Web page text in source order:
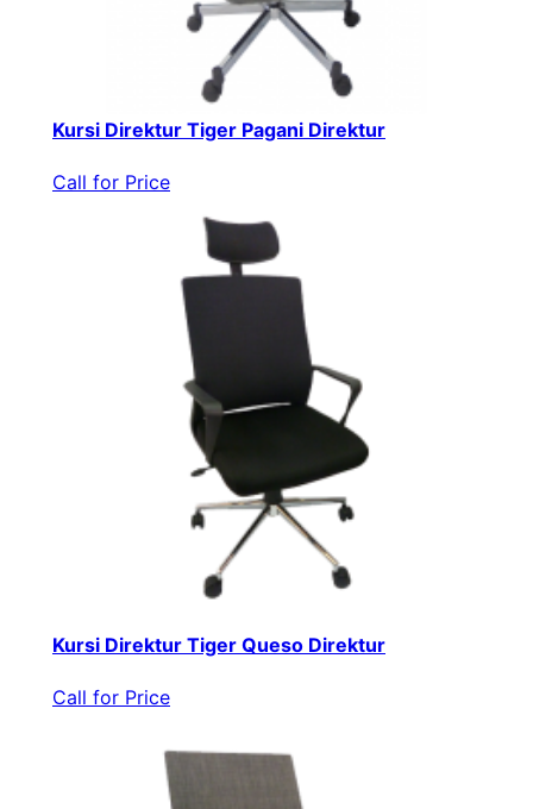
Kursi Direktur Tiger Pagani Direktur
Call for Price
Kursi Direktur Tiger Queso Direktur
Call for Price